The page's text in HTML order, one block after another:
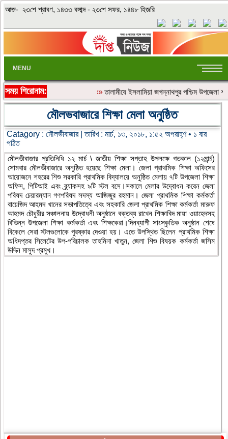
আজ- ২৩শে শ্রাবণ, ১৪৩৩ বঙ্গাব্দ - ২৩শে সফর, ১৪৪৮ হিজরি
MENU
সময় শিরোনাম: «»‎তালামীযে ইসলামিয়া জগন্নাথপুর পশ্চিম উপজেলা
মৌলভবাজারে শিক্ষা মেলা অনুুষ্ঠিত
Catagory : মৌলভীবাজার| তারিখ : মার্চ, ১৩, ২০১৮, ১:৫২ অপরাহ্ণ • ১ বার
পঠিত
মৌলভীবাজার প্রতিনিধি ১২ মার্চ \ জাতীয় শিক্ষা সপ্তাহ উপলক্ষে গতকাল (১২মার্র্চ)
সোমবার মৌলভীবাজারে অনুষ্ঠিত হয়েছে শিক্ষা মেলা। জেলা প্রাথমিক শিক্ষা অফিসের
আয়োজনে শহরের শিশু সরকারি প্রাথমিক বিদ্যালয়ে অনুষ্ঠিত মেলায় ৭টি উপজেলা শিক্ষা
অফিস, পিটিআই এবং ব্র্যাকসহ ৯টি স্টল বসে।সকালে মেলার উদ্বোধন করেন জেলা
পরিষদ চেয়ারম্যান গণপরিষদ সদস্য আজিজুর রহমান।জেলা প্রাথমিক শিক্ষা কর্মকর্তা
বায়েজিদ আহমদ খানের সভাপতিত্বে এবং সহকারি জেলা প্রাথমিক শিক্ষা কর্মকর্তা মারুফ
আহমদ চৌধুরীর সঞ্চালনায় উদ্বোধনী অনুষ্ঠানে বক্তব্য রাখেন শিক্ষাবিদ মায়া ওয়াহেদসহ
বিভিন্ন উপজেলা শিক্ষা কর্মকর্তা এবং শিক্ষকেরা।দিনব্যাপী সাংস্কৃতিক অনুষ্ঠান শেষে
বিকেলে সেরা স্টলগুলোকে পুরষ্কার দেওয়া হয়। এতে উপস্থিত ছিলেন প্রাথমিক শিক্ষা
অধিদপ্তর সিলেটের উপ-পরিচালক তাহমিনা খাতুন, জেলা শিশু বিষয়ক কর্মকর্তা জসিম
উদ্দিন মাসুদ প্রমুখ।